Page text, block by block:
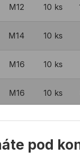
M12 10 ks
M14 10 ks
M16 10 ks
M16 10 ks
M16 10 ks
M16 10 ks
pod